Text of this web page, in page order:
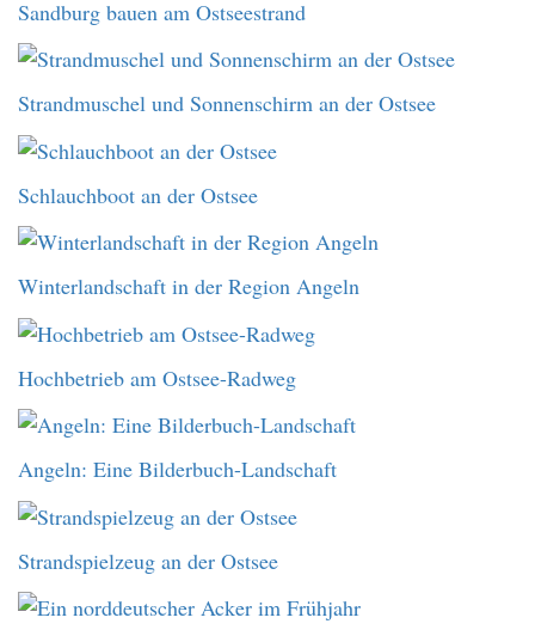
Sandburg bauen am Ostseestrand
Strandmuschel und Sonnenschirm an der Ostsee
Schlauchboot an der Ostsee
Winterlandschaft in der Region Angeln
Hochbetrieb am Ostsee-Radweg
Angeln: Eine Bilderbuch-Landschaft
Strandspielzeug an der Ostsee